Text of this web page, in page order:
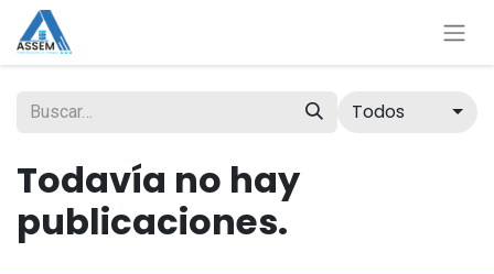
Todos
Todavía no hay
publicaciones.